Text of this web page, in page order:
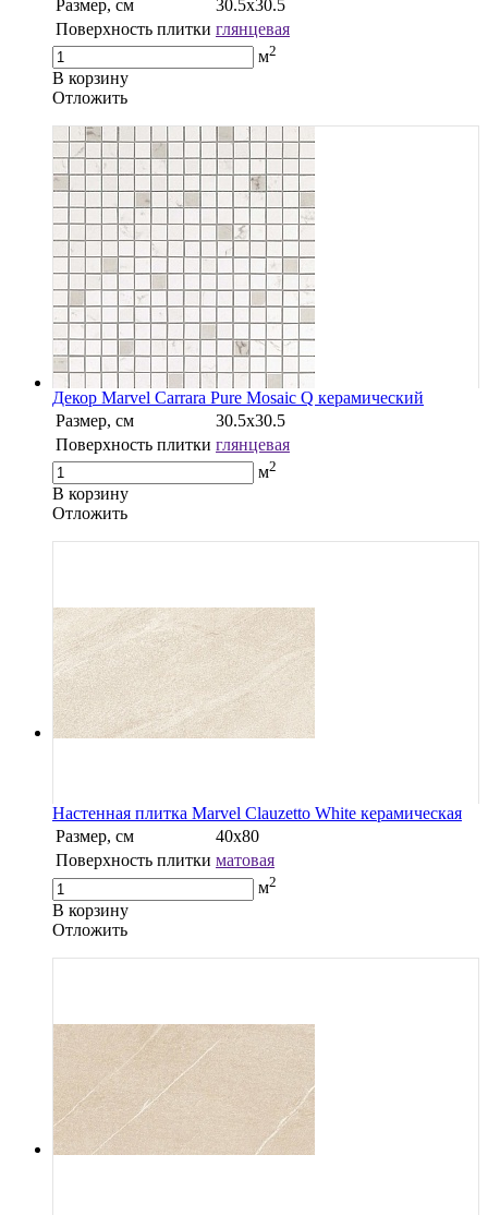
Размер, см
30.5х30.5
Поверхность плитки глянцевая
м2
В корзину
Oтложить
Декор Marvel Carrara Pure Mosaic Q керамический
Размер, см
30.5х30.5
Поверхность плитки глянцевая
м2
В корзину
Oтложить
Настенная плитка Marvel Clauzetto White керамическая
Размер, см
40х80
Поверхность плитки матовая
м2
В корзину
Oтложить